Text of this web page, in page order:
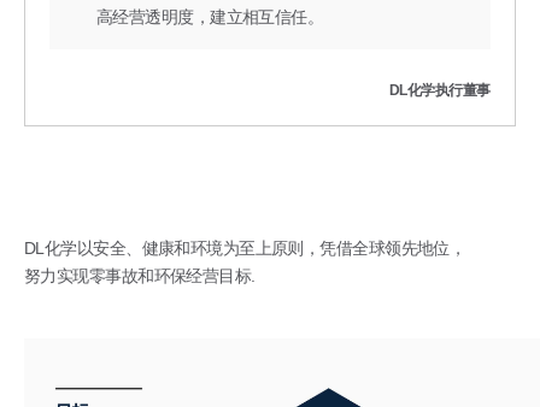
高经营透明度，建立相互信任。
DL化学执行董事
DL化学以安全、健康和环境为至上原则，凭借全球领先地位，
努力实现零事故和环保经营目标.